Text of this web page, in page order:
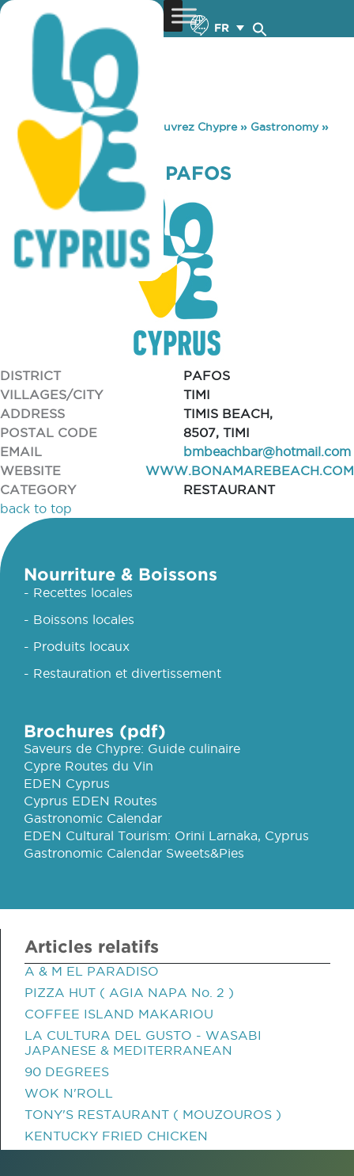
FR
You are here: Home »Découvrez Chypre» Gastronomy»
BONARE BEACH PAFOS
BONARE BEACH PAFOS
DISTRICT
PAFOS
VILLAGES/CITY
TIMI
ADDRESS
TIMIS BEACH,
POSTAL CODE
8507, TIMI
EMAIL
bmbeachbar@hotmail.com
WEBSITE
WWW.BONAMAREBEACH.COM
CATEGORY
RESTAURANT
back to top
Nourriture & Boissons
- Recettes locales
- Boissons locales
- Produits locaux
- Restauration et divertissement
Brochures (pdf)
Saveurs de Chypre: Guide culinaire
Cypre Routes du Vin
EDEN Cyprus
Cyprus EDEN Routes
Gastronomic Calendar
EDEN Cultural Tourism: Orini Larnaka, Cyprus
Gastronomic Calendar Sweets&Pies
Articles relatifs
A & M EL PARADISO
PIZZA HUT ( AGIA NAPA No. 2 )
COFFEE ISLAND MAKARIOU
LA CULTURA DEL GUSTO - WASABI
JAPANESE & MEDITERRANEAN
90 DEGREES
WOK N'ROLL
TONY'S RESTAURANT ( MOUZOUROS )
KENTUCKY FRIED CHICKEN